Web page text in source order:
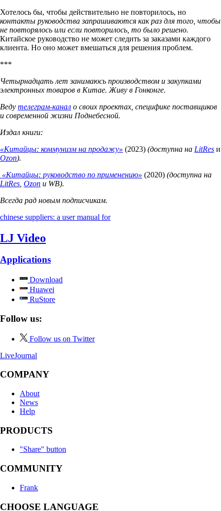
Хотелось бы, чтобы действительно не повторилось, но
контакты руководства запрашиваются как раз для того, чтобы
не повторялось или если повторилось, то было решено.
Китайское руководство не может следить за заказами каждого
клиента. Но оно может вмешаться для решения проблем.
***
Четырнадцать лет занимаюсь производством и закупками
электронных товаров в Китае. Живу в Гонконге.
Веду телеграм-канал о своих проектах, специфике поставщиков
и современной жизни Поднебесной.
Издал книги:
«Китайцы: коммунизм на продажу» (2023) (доступна на LitRes и
Ozon).
«Китайцы: руководство по применению» (2020) (доступна на
LitRes Ozon и WB).
Всегда рад новым подписчикам.
chinese suppliers: a user manual for
LJ Video
Applications
Download
Huawei
RuStore
Follow us:
Follow us on Twitter
LiveJournal
COMPANY
About
News
Help
PRODUCTS
"Share" button
COMMUNITY
Frank
CHOOSE LANGUAGE